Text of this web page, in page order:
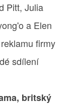
Pitt, Julia
a Elen
firmy
sdílení
britský